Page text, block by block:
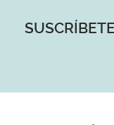
SUSCRÍBETE